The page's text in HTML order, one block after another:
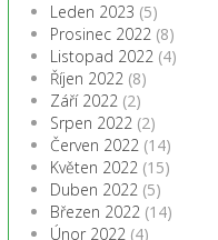
Leden 2023 (5)
Prosinec 2022 (8)
Listopad 2022 (4)
Říjen 2022 (8)
Září 2022 (2)
Srpen 2022 (2)
Červen 2022 (14)
Květen 2022 (15)
Duben 2022 (5)
Březen 2022 (14)
Únor 2022 (4)